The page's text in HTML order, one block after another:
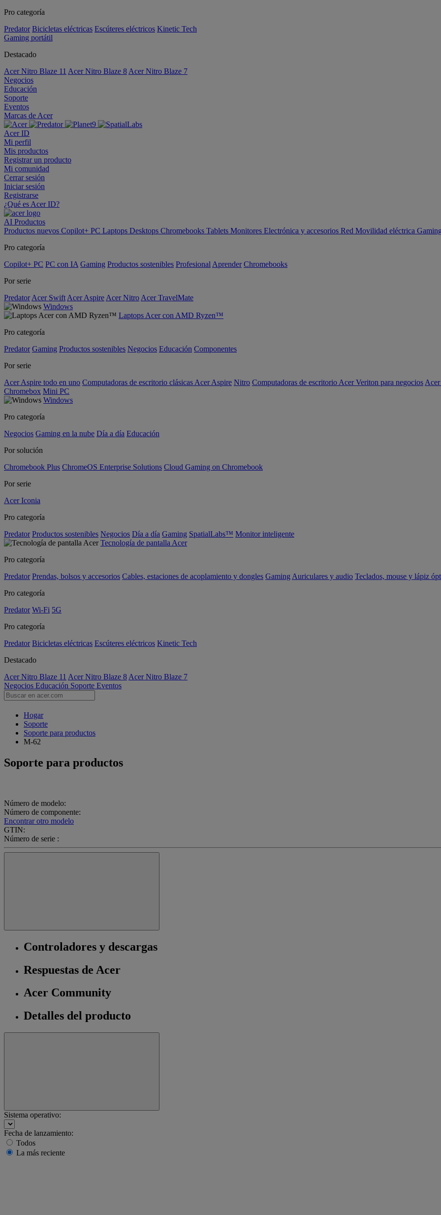
Pro categoría
Predator Bicicletas eléctricas Escúteres eléctricos Kinetic Tech
Gaming portátil
Destacado
Acer Nitro Blaze 11 Acer Nitro Blaze 8 Acer Nitro Blaze 7
Negocios
Educación
Soporte
Eventos
Marcas de Acer
Acer ID
Mi perfil
Mis productos
Registrar un producto
Mi comunidad
Cerrar sesión
Iniciar sesión
Registrarse
¿Qué es Acer ID?
AI Productos
Productos nuevos Copilot+ PC Laptops Desktops Chromebooks Tablets Monitores Electrónica y accesorios Red Movilidad eléctrica
Pro categoría
Copilot+ PC PC con IA Gaming Productos sostenibles Profesional Aprender Chromebooks
Por serie
Predator Acer Swift Acer Aspire Acer Nitro Acer TravelMate
Windows
Laptops Acer con AMD Ryzen™
Pro categoría
Predator Gaming Productos sostenibles Negocios Educación Componentes
Por serie
Acer Aspire todo en uno Computadoras de escritorio clásicas Acer Aspire Nitro Computadoras de escritorio Acer Veriton para negocios
Chromebox Mini PC
Windows
Pro categoría
Negocios Gaming en la nube Día a día Educación
Por solución
Chromebook Plus ChromeOS Enterprise Solutions Cloud Gaming on Chromebook
Por serie
Acer Iconia
Pro categoría
Predator Productos sostenibles Negocios Día a día Gaming SpatialLabs™ Monitor inteligente
Tecnología de pantalla Acer
Pro categoría
Predator Prendas, bolsos y accesorios Cables, estaciones de acoplamiento y dongles Gaming Auriculares y audio Teclados, mouse y lápiz
Pro categoría
Predator Wi-Fi 5G
Pro categoría
Predator Bicicletas eléctricas Escúteres eléctricos Kinetic Tech
Destacado
Acer Nitro Blaze 11 Acer Nitro Blaze 8 Acer Nitro Blaze 7
Negocios Educación Soporte Eventos
Hogar
Soporte
Soporte para productos
M-62
Soporte para productos
Número de modelo:
Número de componente:
Encontrar otro modelo
GTIN:
Número de serie :
Controladores y descargas
Respuestas de Acer
Acer Community
Detalles del producto
Sistema operativo:
Fecha de lanzamiento:
Todos
La más reciente